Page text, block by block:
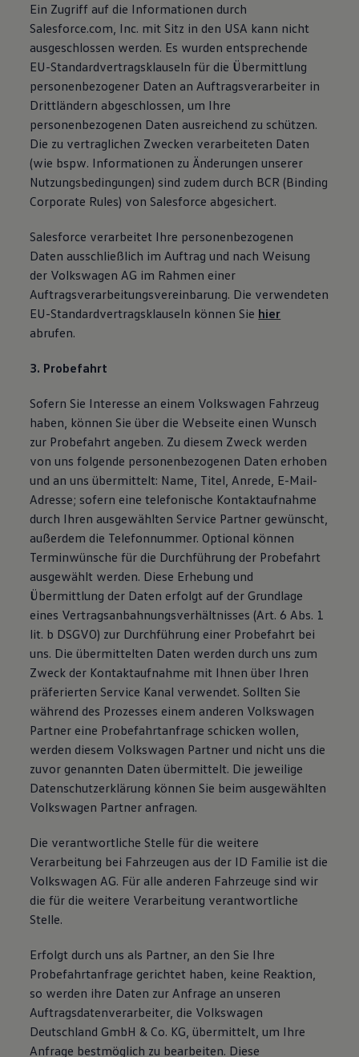
Ein Zugriff auf die Informationen durch
Salesforce.com, Inc. mit Sitz in den USA kann nicht
ausgeschlossen werden. Es wurden entsprechende
EU-Standardvertragsklauseln für die Übermittlung
personenbezogener Daten an Auftragsverarbeiter in
Drittländern abgeschlossen, um Ihre
personenbezogenen Daten ausreichend zu schützen.
Die zu vertraglichen Zwecken verarbeiteten Daten
(wie bspw. Informationen zu Änderungen unserer
Nutzungsbedingungen) sind zudem durch BCR (Binding
Corporate Rules) von Salesforce abgesichert.
Salesforce verarbeitet Ihre personenbezogenen
Daten ausschließlich im Auftrag und nach Weisung
der Volkswagen AG im Rahmen einer
Auftragsverarbeitungsvereinbarung. Die verwendeten
EU-Standardvertragsklauseln können Sie hier
abrufen.
3. Probefahrt
Sofern Sie Interesse an einem Volkswagen Fahrzeug
haben, können Sie über die Webseite einen Wunsch
zur Probefahrt angeben. Zu diesem Zweck werden
von uns folgende personenbezogenen Daten erhoben
und an uns übermittelt: Name, Titel, Anrede, E-Mail-
Adresse; sofern eine telefonische Kontaktaufnahme
durch Ihren ausgewählten Service Partner gewünscht,
außerdem die Telefonnummer. Optional können
Terminwünsche für die Durchführung der Probefahrt
ausgewählt werden. Diese Erhebung und
Übermittlung der Daten erfolgt auf der Grundlage
eines Vertragsanbahnungsverhältnisses (Art. 6 Abs. 1
lit. b DSGVO) zur Durchführung einer Probefahrt bei
uns. Die übermittelten Daten werden durch uns zum
Zweck der Kontaktaufnahme mit Ihnen über Ihren
präferierten Service Kanal verwendet. Sollten Sie
während des Prozesses einem anderen Volkswagen
Partner eine Probefahrtanfrage schicken wollen,
werden diesem Volkswagen Partner und nicht uns die
zuvor genannten Daten übermittelt. Die jeweilige
Datenschutzerklärung können Sie beim ausgewählten
Volkswagen Partner anfragen.
Die verantwortliche Stelle für die weitere
Verarbeitung bei Fahrzeugen aus der ID Familie ist die
Volkswagen AG. Für alle anderen Fahrzeuge sind wir
die für die weitere Verarbeitung verantwortliche
Stelle.
Erfolgt durch uns als Partner, an den Sie Ihre
Probefahrtanfrage gerichtet haben, keine Reaktion,
so werden ihre Daten zur Anfrage an unseren
Auftragsdatenverarbeiter, die Volkswagen
Deutschland GmbH & Co. KG, übermittelt, um Ihre
Anfrage bestmöglich zu bearbeiten. Diese